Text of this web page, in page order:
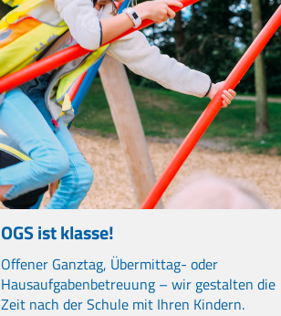
OGS ist klasse!
Offener Ganztag, Übermittag- oder
Hausaufgabenbetreuung – wir gestalten die
Zeit nach der Schule mit Ihren Kindern.